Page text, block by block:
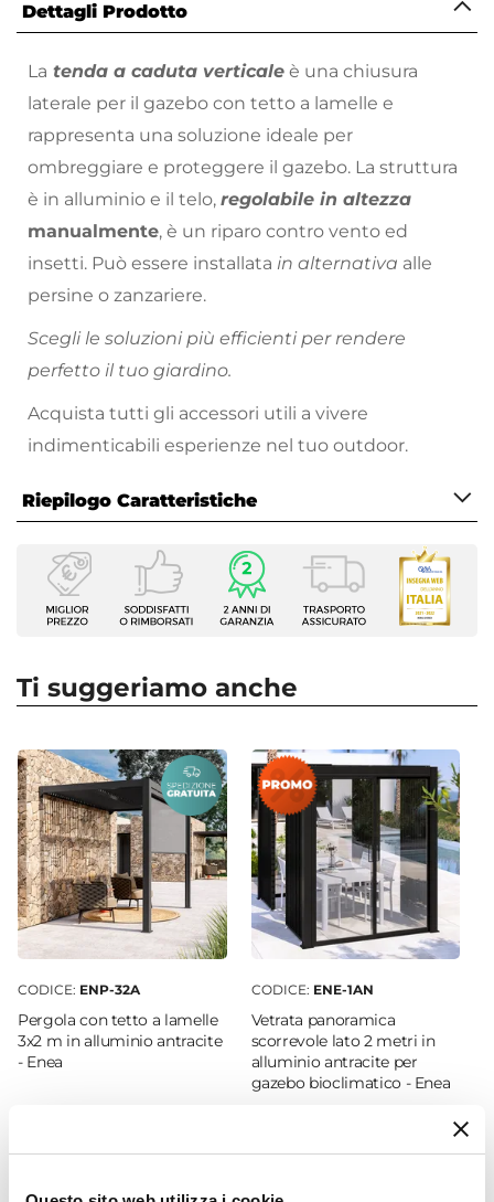
Dettagli Prodotto
La tenda a caduta verticale è una chiusura
laterale per il gazebo con tetto a lamelle e
rappresenta una soluzione ideale per
ombreggiare e proteggere il gazebo. La struttura
è in alluminio e il telo, regolabile in altezza
manualmente, è un riparo contro vento ed
insetti. Può essere installata in alternativa alle
persine o zanzariere.
Scegli le soluzioni più efficienti per rendere
perfetto il tuo giardino.
Acquista tutti gli accessori utili a vivere
indimenticabili esperienze nel tuo outdoor.
Riepilogo Caratteristiche
Caratteristiche
Tipologia
Tenda a caduta
Rettangolare
Larghezza
Altezza
210 cm
Serie Compatibile
Enea
Colore
Antracite
Materiale Telo
580 g/mq
Ti suggeriamo anche
CODICE: ENP-32A
Pergola con tetto a lamelle
3x2 m in alluminio antracite
- Enea
CODICE: ENE-1AN
Vetrata panoramica
scorrevole lato 2 metri in
alluminio antracite per
gazebo bioclimatico - Enea
30,00%